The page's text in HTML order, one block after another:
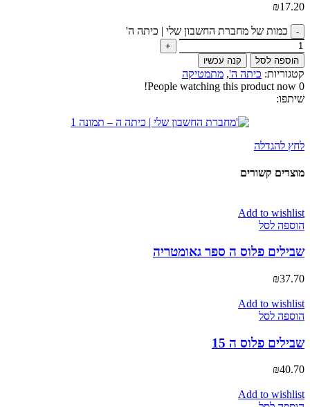
₪17.20
כמות של מחברת החשבון שלי | כיתה ה'
הוספה לסל קנה עכשיו
קטגוריות: כיתה ה', מתמטיקה
0
People watching this product now!
שיתפו:
לחץ להגדלה
מוצרים קשורים
Add to wishlist
הוספה לסל
שבילים פלוס ה ספר גאומטריה
₪37.70
Add to wishlist
הוספה לסל
שבילים פלוס ה 15
₪40.70
Add to wishlist